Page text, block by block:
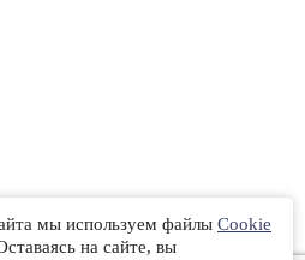
мы используем файлы Cookie
на сайте, вы